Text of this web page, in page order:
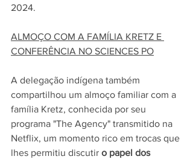
2024.
ALMOÇO COM A FAMÍLIA KRETZ E
CONFERÊNCIA NO SCIENCES PO
A delegação indígena também
compartilhou um almoço familiar com a
família Kretz, conhecida por seu
programa "The Agency" transmitido na
Netflix, um momento rico em trocas que
lhes permitiu discutir o papel dos